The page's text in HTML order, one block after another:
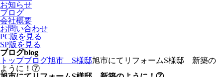
お知らせ
ブログ
会社概要
お問い合わせ
PC版を見る
SP版を見る
ブログblog
トップブログ旭市 S様邸旭市にてリフォームS様邸 新築の
ように！⑦